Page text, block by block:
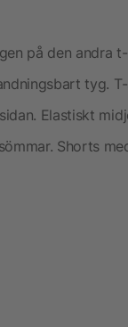
på den andra
tyg.
Elastiskt
Shorts